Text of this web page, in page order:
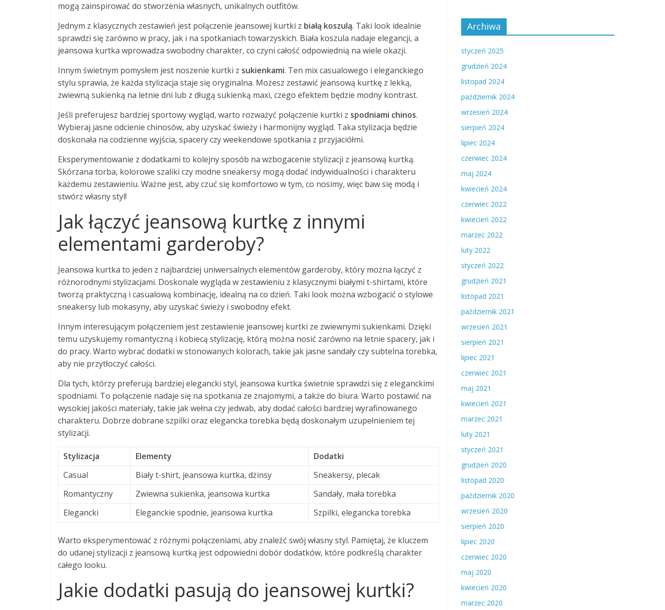
mogą zainspirować do stworzenia własnych, unikalnych outfitów.
Jednym z klasycznych zestawień jest połączenie jeansowej kurtki z białą koszulą. Taki look idealnie
sprawdzi się zarówno w pracy, jak i na spotkaniach towarzyskich. Biała koszula nadaje elegancji, a
jeansowa kurtka wprowadza swobodny charakter, co czyni całość odpowiednią na wiele okazji.
Innym świetnym pomysłem jest noszenie kurtki z sukienkami. Ten mix casualowego i eleganckiego
stylu sprawia, że każda stylizacja staje się oryginalna. Możesz zestawić jeansową kurtkę z lekką,
zwiewną sukienką na letnie dni lub z długą sukienką maxi, czego efektem będzie modny kontrast.
Jeśli preferujesz bardziej sportowy wygląd, warto rozważyć połączenie kurtki z spodniami chinos.
Wybieraj jasne odcienie chinosów, aby uzyskać świeży i harmonijny wygląd. Taka stylizacja będzie
doskonała na codzienne wyjścia, spacery czy weekendowe spotkania z przyjaciółmi.
Eksperymentowanie z dodatkami to kolejny sposób na wzbogacenie stylizacji z jeansową kurtką.
Skórzana torba, kolorowe szaliki czy modne sneakersy mogą dodać indywidualności i charakteru
każdemu zestawieniu. Ważne jest, aby czuć się komfortowo w tym, co nosimy, więc baw się modą i
stwórz własny styl!
Jak łączyć jeansową kurtkę z innymi
elementami garderoby?
Jeansowa kurtka to jeden z najbardziej uniwersalnych elementów garderoby, który można łączyć z
różnorodnymi stylizacjami. Doskonale wygląda w zestawieniu z klasycznymi białymi t-shirtami, które
tworzą praktyczną i casualową kombinację, idealną na co dzień. Taki look można wzbogacić o stylowe
sneakersy lub mokasyny, aby uzyskać świeży i swobodny efekt.
Innym interesującym połączeniem jest zestawienie jeansowej kurtki ze zwiewnymi sukienkami. Dzięki
temu uzyskujemy romantyczną i kobiecą stylizację, którą można nosić zarówno na letnie spacery, jak i
do pracy. Warto wybrać dodatki w stonowanych kolorach, takie jak jasne sandały czy subtelna torebka,
aby nie przytłoczyć całości.
Dla tych, którzy preferują bardziej elegancki styl, jeansowa kurtka świetnie sprawdzi się z eleganckimi
spodniami. To połączenie nadaje się na spotkania ze znajomymi, a także do biura. Warto postawić na
wysokiej jakości materiały, takie jak wełna czy jedwab, aby dodać całości bardziej wyrafinowanego
charakteru. Dobrze dobrane szpilki oraz elegancka torebka będą doskonałym uzupełnieniem tej
stylizacji.
Stylizacja Elementy
Dodatki
Casual
Biały t-shirt, jeansowa kurtka, dżinsy
Sneakersy, plecak
Romantyczny
Zwiewna sukienka, jeansowa kurtka
Sandały, mała torebka
Elegancki
Eleganckie spodnie, jeansowa kurtka Szpilki, elegancka torebka
Warto eksperymentować z różnymi połączeniami, aby znaleźć swój własny styl. Pamiętaj, że kluczem
do udanej stylizacji z jeansową kurtką jest odpowiedni dobór dodatków, które podkreślą charakter
całego looku.
Jakie dodatki pasują do jeansowej kurtki?
Archiwa
styczeń 2025
grudzień 2024
listopad 2024
październik 2024
wrzesień 2024
sierpień 2024
lipiec 2024
czerwiec 2024
maj 2024
kwiecień 2024
czerwiec 2022
kwiecień 2022
marzec 2022
luty 2022
styczeń 2022
grudzień 2021
listopad 2021
październik 2021
wrzesień 2021
sierpień 2021
lipiec 2021
czerwiec 2021
maj 2021
kwiecień 2021
marzec 2021
luty 2021
styczeń 2021
grudzień 2020
listopad 2020
październik 2020
wrzesień 2020
sierpień 2020
lipiec 2020
czerwiec 2020
maj 2020
kwiecień 2020
marzec 2020